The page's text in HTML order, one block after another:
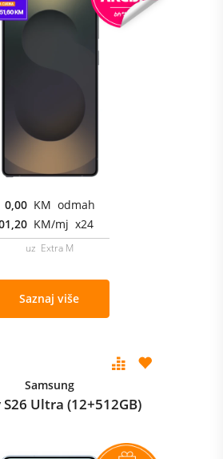
0,00 KM odmah
KM/mj x24
uz Extra M
Saznaj više
Samsung
S26 Ultra (12+512GB)